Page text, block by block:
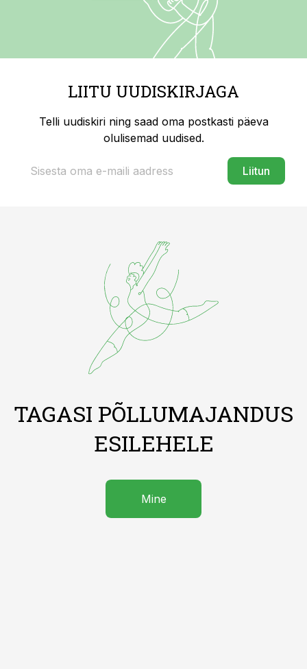
LIITU UUDISKIRJAGA
Telli uudiskiri ning saad oma postkasti päeva
olulisemad uudised.
Liitun
TAGASI PÕLLUMAJANDUS
ESILEHELE
Mine